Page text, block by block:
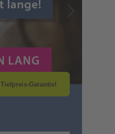
Go to Next
Tiefpreis-Garantie!